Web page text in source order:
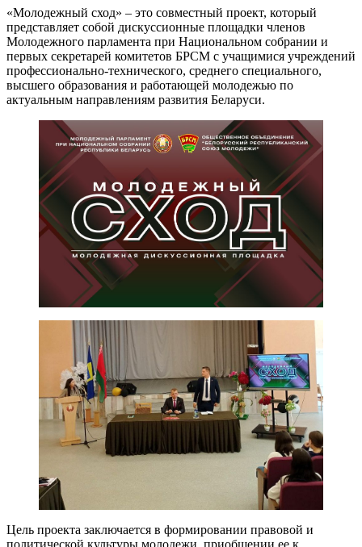
«Молодежный сход» – это совместный проект, который
представляет собой дискуссионные площадки членов
Молодежного парламента при Национальном собрании и
первых секретарей комитетов БРСМ с учащимися учреждений
профессионально-технического, среднего специального,
высшего образования и работающей молодежью по
актуальным направлениям развития Беларуси.
Цель проекта заключается в формировании правовой и
политической культуры молодежи, приобщении ее к